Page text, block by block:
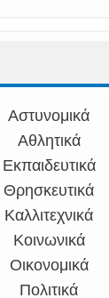
Αστυνομικά
Αθλητικά
Εκπαιδευτικά
Θρησκευτικά
Καλλιτεχνικά
Κοινωνικά
Οικονομικά
Πολιτικά